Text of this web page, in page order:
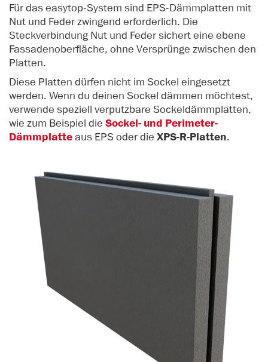
Für das easytop-System sind EPS-Dämmplatten mit
Nut und Feder zwingend erforderlich. Die
Steckverbindung Nut und Feder sichert eine ebene
Fassadenoberfläche, ohne Versprünge zwischen den
Platten.
Diese Platten dürfen nicht im Sockel eingesetzt
werden. Wenn du deinen Sockel dämmen möchtest,
verwende speziell verputzbare Sockeldämmplatten,
wie zum Beispiel die Sockel- und Perimeter-
Dämmplatteaus EPS oder die XPS-R-Platten.